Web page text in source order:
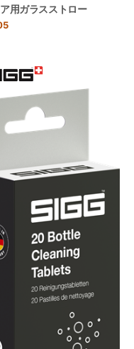
用ガラスストロー